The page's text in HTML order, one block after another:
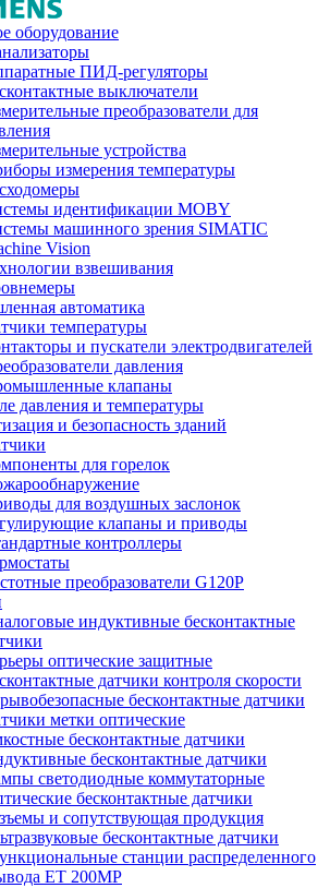
оборудование
ПИД-регуляторы
выключатели
преобразователи для
устройства
измерения температуры
идентификации MOBY
машинного зрения SIMATIC
Vision
взвешивания
автоматика
температуры
и пускатели электродвигателей
давления
клапаны
давления и температуры
и безопасность зданий
для горелок
для воздушных заслонок
клапаны и приводы
контроллеры
преобразователи G120P
индуктивные бесконтактные
оптические защитные
датчики контроля скорости
бесконтактные датчики
метки оптические
бесконтактные датчики
бесконтактные датчики
светодиодные коммутаторные
бесконтактные датчики
и сопутствующая продукция
бесконтактные датчики
станции распределенного
ET 200MP